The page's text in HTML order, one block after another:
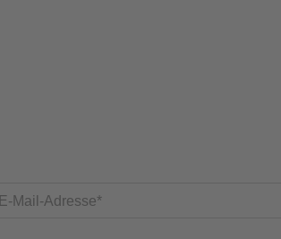
E-Mail-Adresse